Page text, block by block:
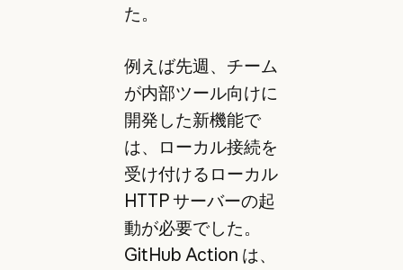
た。
例えば先週、チーム
が内部ツール向けに
開発した新機能で
は、ローカル接続を
受け付けるローカル
HTTP サーバーの起
動が必要でした。
GitHub Action は、